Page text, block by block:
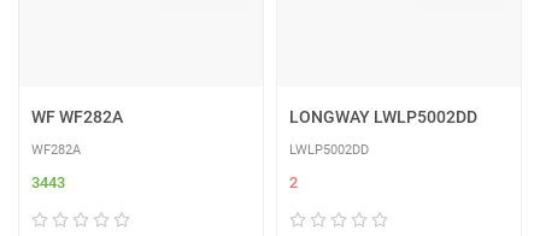
WF WF282A
WF282A
3443
LONGWAY LWLP5002DD
LWLP5002DD
2